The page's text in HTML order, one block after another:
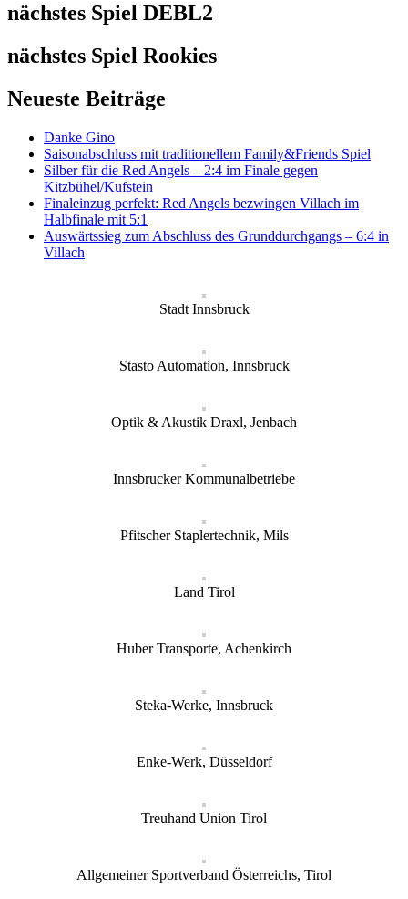
nächstes Spiel DEBL2
nächstes Spiel Rookies
Neueste Beiträge
Danke Gino
Saisonabschluss mit traditionellem Family&Friends Spiel
Silber für die Red Angels – 2:4 im Finale gegen
Kitzbühel/Kufstein
Finaleinzug perfekt: Red Angels bezwingen Villach im
Halbfinale mit 5:1
Auswärtssieg zum Abschluss des Grunddurchgangs – 6:4 in
Villach
Stadt Innsbruck
Stasto Automation, Innsbruck
Optik & Akustik Draxl, Jenbach
Innsbrucker Kommunalbetriebe
Pfitscher Staplertechnik, Mils
Land Tirol
Huber Transporte, Achenkirch
Steka-Werke, Innsbruck
Enke-Werk, Düsseldorf
Treuhand Union Tirol
Allgemeiner Sportverband Österreichs, Tirol